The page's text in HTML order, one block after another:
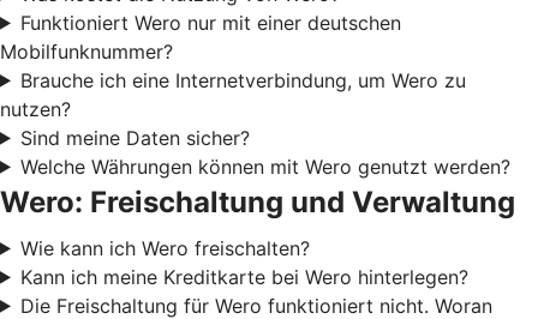
Funktioniert Wero nur mit einer deutschen
Mobilfunknummer?
Brauche ich eine Internetverbindung, um Wero zu
nutzen?
Sind meine Daten sicher?
Welche Währungen können mit Wero genutzt werden?
Wero: Freischaltung und Verwaltung
Wie kann ich Wero freischalten?
Kann ich meine Kreditkarte bei Wero hinterlegen?
Die Freischaltung für Wero funktioniert nicht. Woran